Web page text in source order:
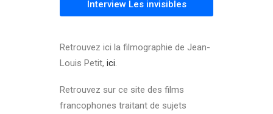
Interview Les invisibles
Retrouvez ici la filmographie de Jean-
Louis Petit, ici
Retrouvez sur ce site des films
francophones traitant de sujets